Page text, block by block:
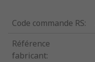
Code commande RS:
Référence
fabricant: